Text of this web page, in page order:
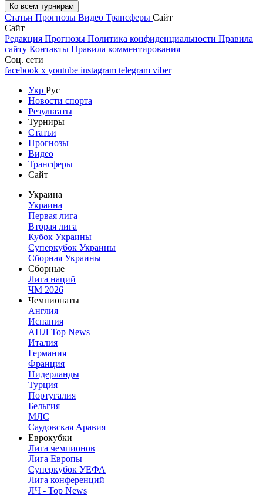
Ко всем турнирам
Статьи Прогнозы Видео Трансферы Сайт
Сайт
Редакция Прогнозы Политика конфиденциальности Правила
сайту Контакты Правила комментирования
Соц. сети
facebook x youtube instagram telegram viber
Укр Рус
Новости спорта
Результаты
Турниры
Статьи
Прогнозы
Видео
Трансферы
Сайт
Украина
Украина
Первая лига
Вторая лига
Кубок Украины
Суперкубок Украины
Сборная Украины
Сборные
Лига наций
ЧМ 2026
Чемпионаты
Англия
Испания
АПЛ Top News
Италия
Германия
Франция
Нидерланды
Турция
Португалия
Бельгия
МЛС
Саудовская Аравия
Еврокубки
Лига чемпионов
Лига Европы
Суперкубок УЕФА
Лига конференций
ЛЧ - Top News